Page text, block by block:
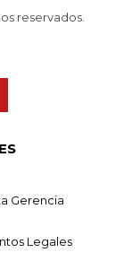
reservados.
Gerencia
Legales